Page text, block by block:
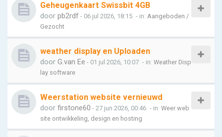
Geheugenkaart Swissbit 4GB
door pb2rdf - 06 jul 2026, 18:15 - in: Aangeboden /
Gezocht
weather display en Uploaden
door G.van Ee - 01 jul 2026, 10:07 - in: Weather Disp
lay software
Weerstation website vernieuwd
door firstone60 - 27 jun 2026, 00:46 - in: Weer web
site ontwikkeling, design en hosting